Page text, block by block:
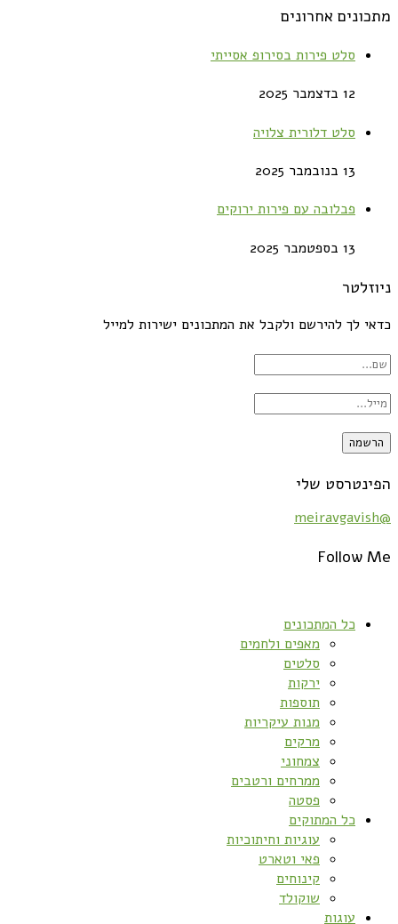
מתכונים אחרונים
סלט פירות בסירופ אסייתי
12 בדצמבר 2025
סלט דלורית צלויה
13 בנובמבר 2025
פבלובה עם פירות ירוקים
13 בספטמבר 2025
ניוזלטר
כדאי לך להירשם ולקבל את המתכונים ישירות למייל
הפינטרסט שלי
@meiravgavish
Follow Me
כל המתכונים
מאפים ולחמים
סלטים
ירקות
תוספות
מנות עיקריות
מרקים
צמחוני
ממרחים ורטבים
פסטה
כל המתוקים
עוגיות וחיתוכיות
פאי וטארט
קינוחים
שוקולד
עוגות